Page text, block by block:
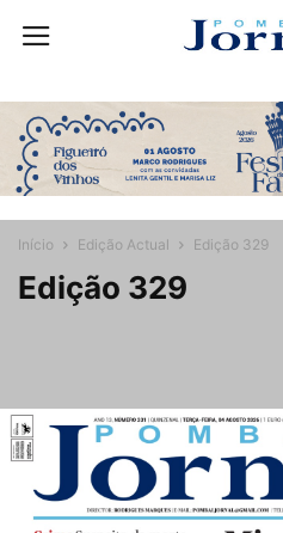
Início Edição Actual Edição 329
Edição 329